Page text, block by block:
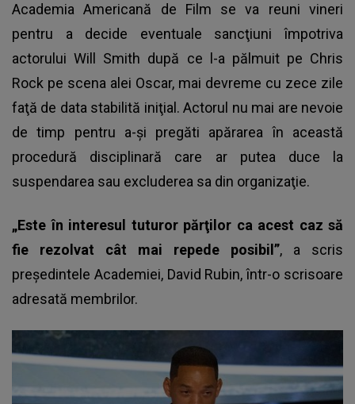
Academia Americană de Film se va reuni vineri
pentru a decide eventuale sancţiuni împotriva
actorului Will Smith după ce l-a pălmuit pe Chris
Rock pe scena alei Oscar, mai devreme cu zece zile
faţă de data stabilită iniţial. Actorul nu mai are nevoie
de timp pentru a-şi pregăti apărarea în această
procedură disciplinară care ar putea duce la
suspendarea sau excluderea sa din organizaţie.
„Este în interesul tuturor părţilor ca acest caz să
fie rezolvat cât mai repede posibil”, a scris
preşedintele Academiei, David Rubin, într-o scrisoare
adresată membrilor.